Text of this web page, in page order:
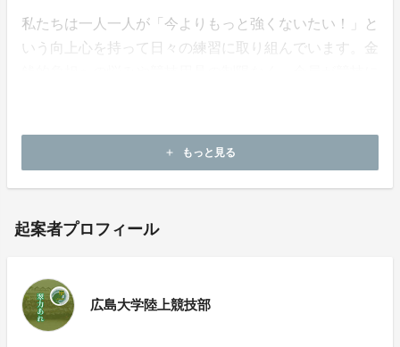
私たちは一人一人が「今よりもっと強くないたい！」と
いう向上心を持って日々の練習に取り組んでいます。金
どよろしくお願いいたします。
add もっと見る
起案者プロフィール
広島大学陸上競技部